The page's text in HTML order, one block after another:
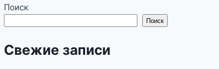
Поиск
Поиск
Свежие записи